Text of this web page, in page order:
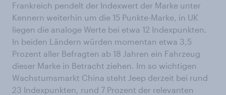
Frankreich pendelt der Indexwert der Marke unter
Kennern weiterhin um die 15 Punkte-Marke, in UK
liegen die analoge Werte bei etwa 12 Indexpunkten.
In beiden Ländern würden momentan etwa 3,5
Prozent aller Befragten ab 18 Jahren ein Fahrzeug
dieser Marke in Betracht ziehen. Im so wichtigen
Wachstumsmarkt China steht Jeep derzeit bei rund
23 Indexpunkten, rund 7 Prozent der relevanten